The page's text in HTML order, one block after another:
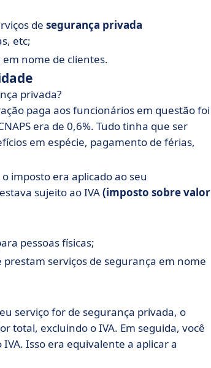
de segurança privada
etc;
nome de clientes.
privada?
paga aos funcionários em questão foi
era de 0,6%. Tudo tinha que ser
em espécie, pagamento de férias,
imposto era aplicado ao seu
sujeito ao IVA(imposto sobre valor
pessoas físicas;
serviços de segurança em nome
serviço for de segurança privada, o
total, excluindo o IVA. Em seguida, você
Isso era equivalente a aplicar a